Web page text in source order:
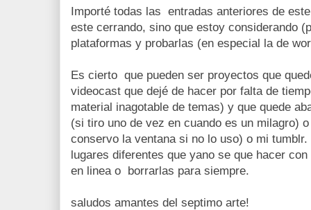
Importé todas las entradas anteriores de
este cerrando, sino que estoy considerando
plataformas y probarlas (en especial la de
Es cierto que pueden ser proyectos que
videocast que dejé de hacer por falta de
material inagotable de temas) y que quede
(si tiro uno de vez en cuando es un milagro)
conservo la ventana si no lo uso) o mi
lugares diferentes que yano se que hacer
en linea o borrarlas para siempre.
saludos amantes del septimo arte!